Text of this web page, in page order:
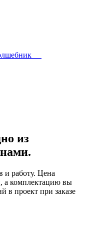
из
и работу. Цена
а комплектацию вы
в проект при заказе